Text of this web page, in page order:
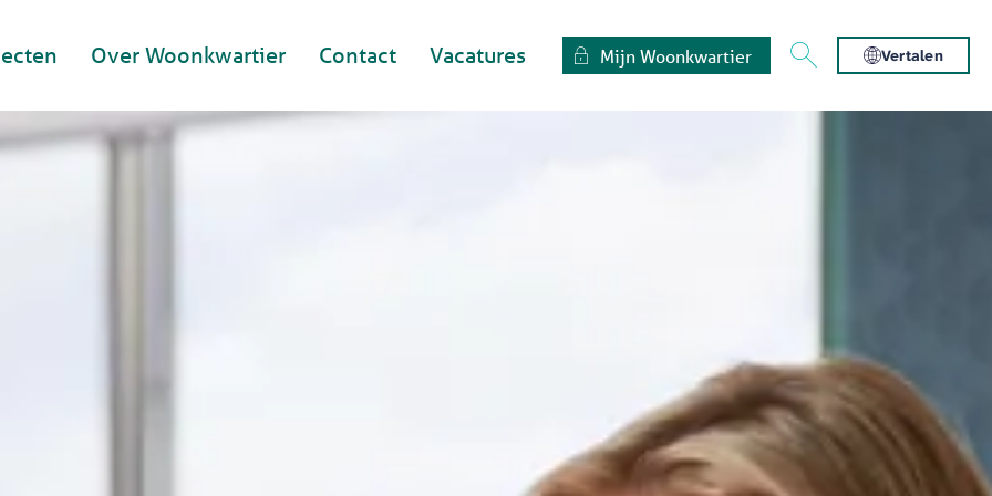
Over Woonkwartier Contact Vacatures Mijn Woonkwartier Vertalen